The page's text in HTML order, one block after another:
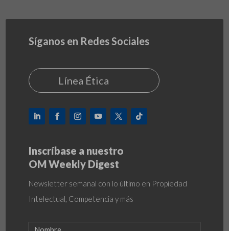
Síganos en Redes Sociales
Línea Ética
Inscríbase a nuestro
OM Weekly Digest
Newsletter semanal con lo último en Propiedad
Intelectual, Competencia y más